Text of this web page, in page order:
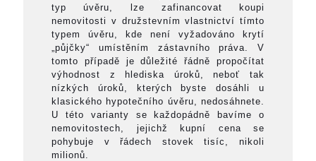
typ úvěru, lze zafinancovat koupi
nemovitosti v družstevním vlastnictví tímto
typem úvěru, kde není vyžadováno krytí
„půjčky“ umístěním zástavního práva. V
tomto případě je důležité řádně propočítat
výhodnost z hlediska úroků, neboť tak
nízkých úroků, kterých byste dosáhli u
klasického hypotečního úvěru, nedosáhnete.
U této varianty se každopádně bavíme o
nemovitostech, jejichž kupní cena se
pohybuje v řádech stovek tisíc, nikoli
milionů.